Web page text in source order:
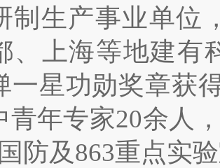
制生产事业单位
、上海等地建有
一星功勋奖章获
青年专家20余人
防及863重点实